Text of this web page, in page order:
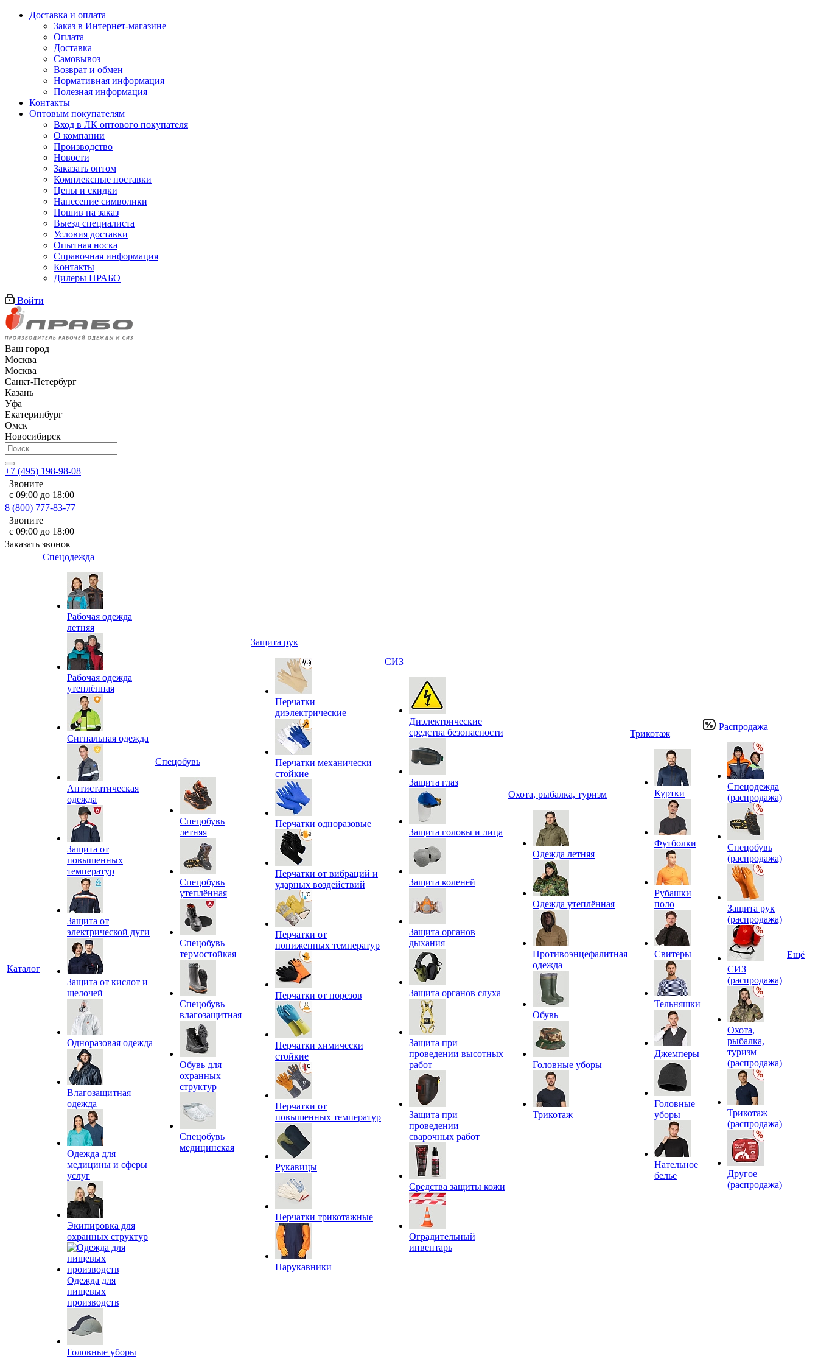
Доставка и оплата
Заказ в Интернет-магазине
Оплата
Доставка
Самовывоз
Возврат и обмен
Нормативная информация
Полезная информация
Контакты
Оптовым покупателям
Вход в ЛК оптового покупателя
О компании
Производство
Новости
Заказать оптом
Комплексные поставки
Цены и скидки
Нанесение символики
Пошив на заказ
Выезд специалиста
Условия доставки
Опытная носка
Справочная информация
Контакты
Дилеры ПРАБО
Войти
Ваш город
Москва
Москва
Санкт-Петербург
Казань
Уфа
Екатеринбург
Омск
Новосибирск
+7 (495) 198-98-08
Звоните
с 09:00 до 18:00
8 (800) 777-83-77
Звоните
с 09:00 до 18:00
Заказать звонок
Каталог
Спецодежда
Рабочая одежда
летняя
Рабочая одежда
утеплённая
Сигнальная одежда
Антистатическая
одежда
Защита от
повышенных
температур
Защита от
электрической дуги
Защита от кислот и
щелочей
Одноразовая одежда
Влагозащитная
одежда
Одежда для
медицины и сферы
услуг
Экипировка для
охранных структур
Одежда для
пищевых
производств
Головные уборы
Спецобувь
Спецобувь
летняя
Спецобувь
утеплённая
Спецобувь
термостойкая
Спецобувь
влагозащитная
Обувь для
охранных
структур
Спецобувь
медицинская
Защита рук
Перчатки
диэлектрические
Перчатки механически
стойкие
Перчатки одноразовые
Перчатки от вибраций и
ударных воздействий
Перчатки от
пониженных температур
Перчатки от порезов
Перчатки химически
стойкие
Перчатки от
повышенных температур
Рукавицы
Перчатки трикотажные
Нарукавники
СИЗ
Диэлектрические
средства безопасности
Защита глаз
Защита головы и лица
Защита коленей
Защита органов
дыхания
Защита органов слуха
Защита при
проведении высотных
работ
Защита при
проведении
сварочных работ
Средства защиты кожи
Оградительный
инвентарь
Охота, рыбалка, туризм
Одежда летняя
Одежда утеплённая
Противоэнцефалитная
одежда
Обувь
Головные уборы
Трикотаж
Трикотаж
Куртки
Футболки
Рубашки
поло
Свитеры
Тельняшки
Джемперы
Головные
уборы
Нательное
белье
Распродажа
Спецодежда
(распродажа)
Спецобувь
(распродажа)
Защита рук
(распродажа)
СИЗ
(распродажа)
Охота,
рыбалка,
туризм
(распродажа)
Трикотаж
(распродажа)
Другое
(распродажа)
Ещё